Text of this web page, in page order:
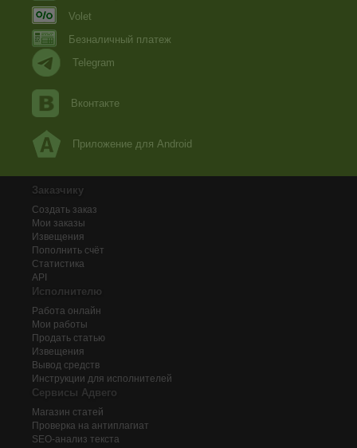
Volet
Безналичный платеж
Telegram
Вконтакте
Приложение для Android
Заказчику
Создать заказ
Мои заказы
Извещения
Пополнить счёт
Статистика
API
Исполнителю
Работа онлайн
Мои работы
Продать статью
Извещения
Вывод средств
Инструкции для исполнителей
Сервисы Адвего
Магазин статей
Проверка на антиплагиат
SEO-анализ текста